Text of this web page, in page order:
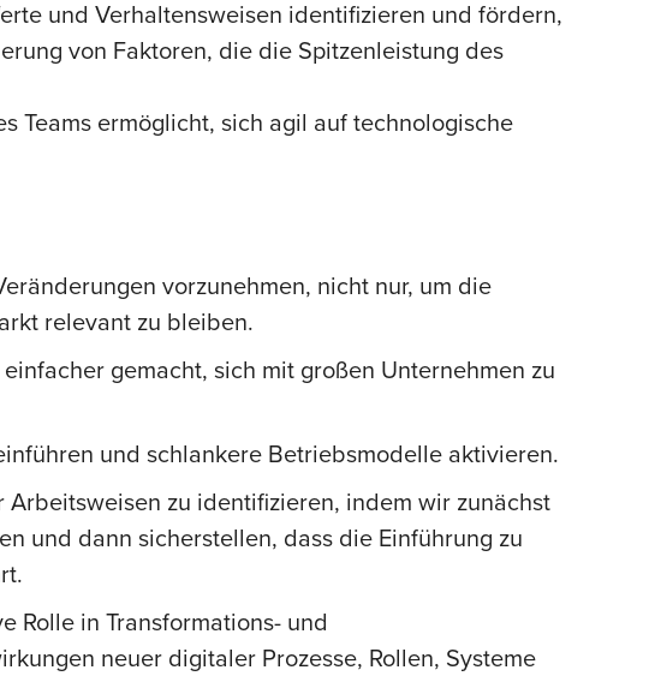
und Verhaltensweisen identifizieren und fördern,
von Faktoren, die die Spitzenleistung des
Teams ermöglicht, sich agil auf technologische
vorzunehmen, nicht nur, um die
relevant zu bleiben.
gemacht, sich mit großen Unternehmen zu
und schlankere Betriebsmodelle aktivieren.
zu identifizieren, indem wir zunächst
und dann sicherstellen, dass die Einführung zu
Rolle in Transformations- und
neuer digitaler Prozesse, Rollen, Systeme